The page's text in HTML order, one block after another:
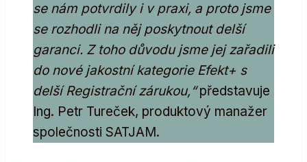
se nám potvrdily i v praxi, a proto jsme
se rozhodli na něj poskytnout delší
garanci. Z toho důvodu jsme jej zařadili
do nové jakostní kategorie Efekt+ s
delší Registrační zárukou,“představuje
Ing. Petr Tureček, produktový manažer
společnosti SATJAM.